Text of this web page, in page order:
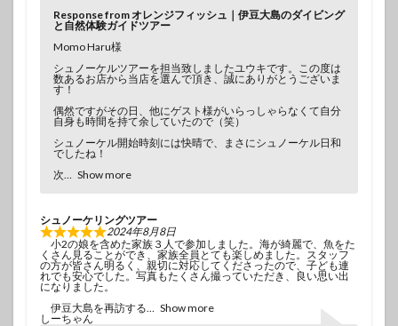
Response from オレンジフィッシュ｜伊豆大島のダイビング
と自然体験ガイドツアー
Momo Haru様
シュノーケルツアーを担当致しましたユウキです。この度は
数あるお店から当店を選んで頂き、誠にありがとうございま
す！
偶然ですがその日、他にゲスト様がいらっしゃらなくて自分
自身も時間を持て余していたので（笑）
シュノーケル開始時刻には快晴で、まさにシュノーケル日和
でしたね！
次
Show more
シュノーケリングツアー
2024年8月8日
小2の娘を含めた家族３人で参加しました。海が綺麗で、魚をた
くさん見ることができ、家族全員とても楽しめました。スタッフ
の方が皆さん明るく、親切に対応してくださったので、子ども連
れでも安心でした。写真もたくさん撮っていただき、良い思い出
になりました。
伊豆大島を再訪する
Show more
しーちゃん